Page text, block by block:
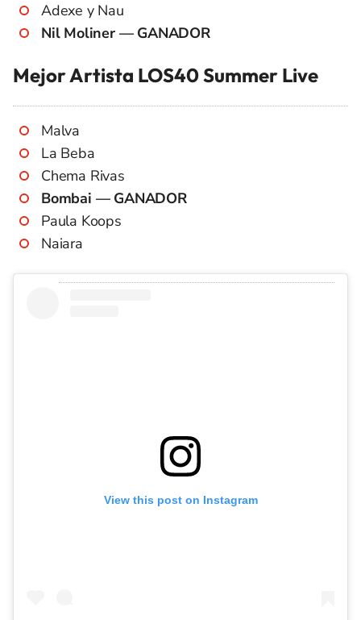
Adexe y Nau
Nil Moliner — GANADOR
Mejor Artista LOS40 Summer Live
Malva
La Beba
Chema Rivas
Bombai — GANADOR
Paula Koops
Naiara
View this post on Instagram